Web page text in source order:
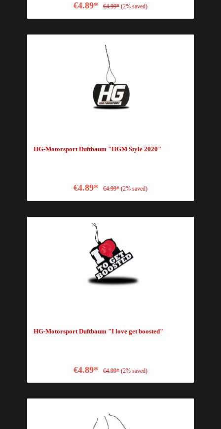
€4.89* €4.99* (2% saved)
HG-Motorsport Duftbaum "HGM Style 2020"
€4.89* €4.99* (2% saved)
HG-Motorsport Duftbaum "I love get boosted"
€4.89* €4.99* (2% saved)